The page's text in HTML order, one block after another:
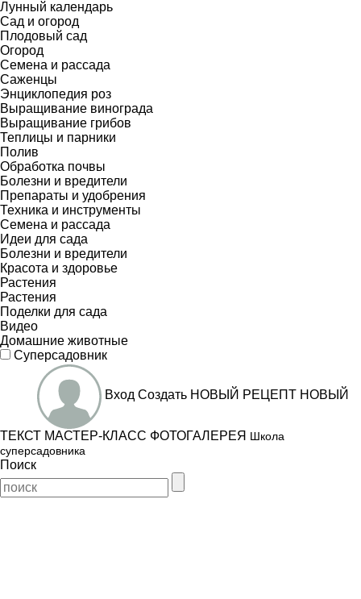
Лунный календарь
Сад и огород
Плодовый сад
Огород
Семена и рассада
Саженцы
Энциклопедия роз
Выращивание винограда
Выращивание грибов
Теплицы и парники
Полив
Обработка почвы
Болезни и вредители
Препараты и удобрения
Техника и инструменты
Семена и рассада
Идеи для сада
Болезни и вредители
Красота и здоровье
Растения
Растения
Поделки для сада
Видео
Домашние животные
Суперсадовник
Вход Создать НОВЫЙ РЕЦЕПТ НОВЫЙ
ТЕКСТ МАСТЕР-КЛАСС ФОТОГАЛЕРЕЯ Школа
суперсадовника
Поиск